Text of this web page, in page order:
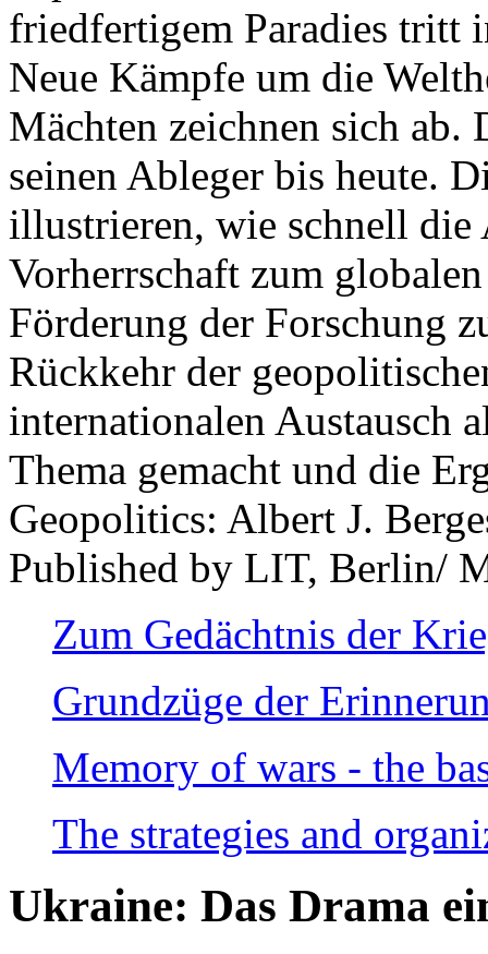
friedfertigem Paradies tritt
Neue Kämpfe um die
Mächten zeichnen sich
seinen Ableger bis heute.
illustrieren, wie schnell die
Vorherrschaft zum
Förderung der Forschung
Rückkehr der
internationalen Austausch
Thema gemacht und die
Geopolitics: Albert J.
Published by LIT, Berlin/
Zum Gedächtnis der
Grundzüge der
Memory of wars - the
The strategies and
Ukraine: Das Drama